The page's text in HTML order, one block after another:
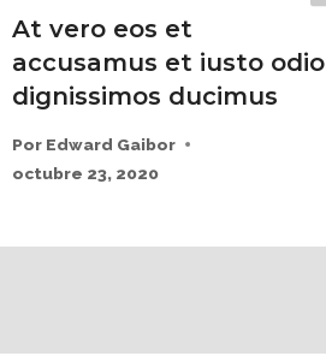
At vero eos et
accusamus et iusto odio
dignissimos ducimus
Por Edward Gaibor
octubre 23, 2020